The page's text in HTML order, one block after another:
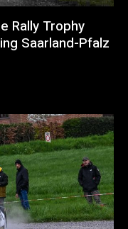
Rally Trophy
Saarland-Pfalz